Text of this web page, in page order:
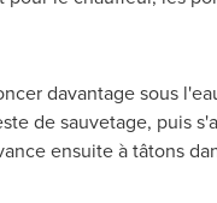
davantage sous
de sauvetage, puis
ensuite à tâtons